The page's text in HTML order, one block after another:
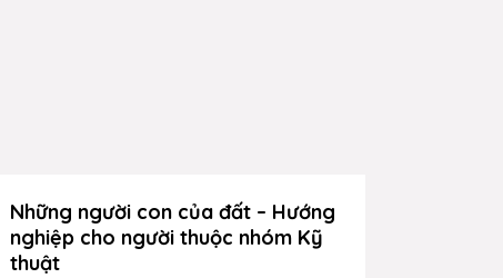
Những người con của đất – Hướng
nghiệp cho người thuộc nhóm Kỹ
thuật